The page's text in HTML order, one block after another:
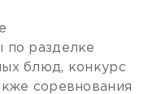
по разделке
блюд, конкурс
соревнования